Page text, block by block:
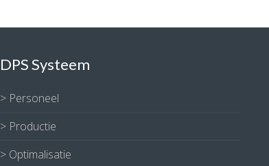
DPS Systeem
> Personeel
> Productie
> Optimalisatie